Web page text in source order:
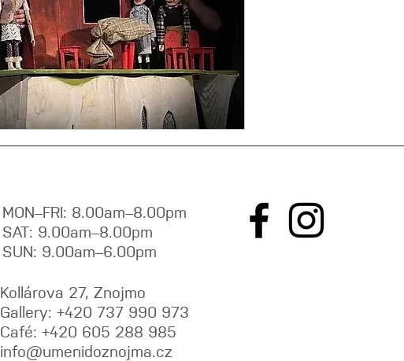
MON–FRI: 8.00am–8.00pm
SAT: 9.00am–8.00pm
SUN: 9.00am–6.00pm
Kollárova 27, Znojmo
Gallery: +420 737 990 973
Café: +420 605 288 985
info@umenidoznojma.cz